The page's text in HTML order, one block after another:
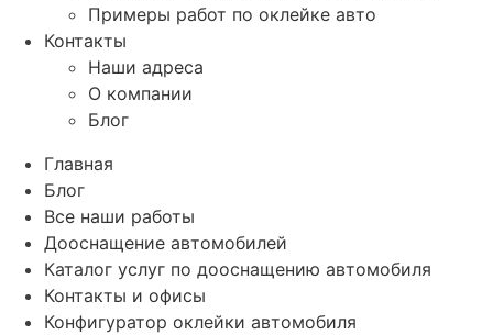
Примеры работ по оклейке авто
Контакты
Наши адреса
О компании
Блог
Главная
Блог
Все наши работы
Дооснащение автомобилей
Каталог услуг по дооснащению автомобиля
Контакты и офисы
Конфигуратор оклейки автомобиля